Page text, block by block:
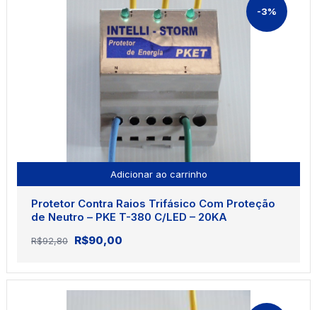
-3%
Adicionar ao carrinho
Protetor Contra Raios Trifásico Com Proteção
de Neutro – PKE T-380 C/LED – 20KA
R$92,80
O
original
era:
R$90,00
atual
é: